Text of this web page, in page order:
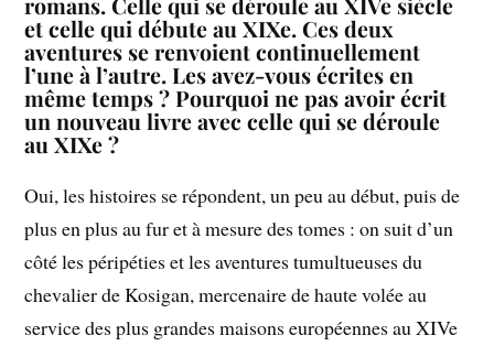
romans. Celle qui se déroule au XIVe siècle
et celle qui débute au XIXe. Ces deux
aventures se renvoient continuellement
l’une à l’autre. Les avez-vous écrites en
même temps ? Pourquoi ne pas avoir écrit
un nouveau livre avec celle qui se déroule
au XIXe ?
Oui, les histoires se répondent, un peu au début, puis de
plus en plus au fur et à mesure des tomes : on suit d’un
côté les péripéties et les aventures tumultueuses du
chevalier de Kosigan, mercenaire de haute volée au
service des plus grandes maisons européennes au XIVe